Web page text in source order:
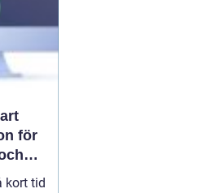
för
kort tid